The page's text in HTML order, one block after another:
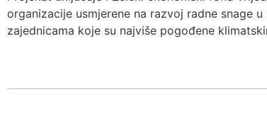
organizacije usmjerene na razvoj radne snage
zajednicama koje su najviše pogođene